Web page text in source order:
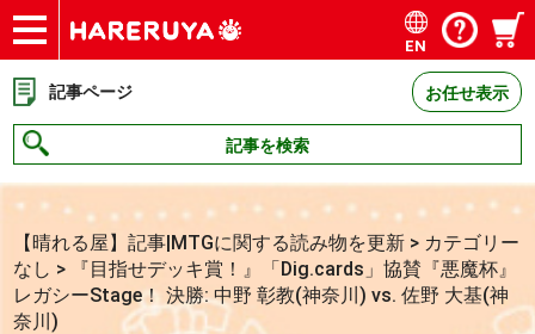
ショップ
買取
記事
デッキ検索
デッキ構築
選手一覧
店舗一覧
イベント
お問い合わせ
EN
記事ページ お任せ表示
記事を検索
【晴れる屋】記事|MTGに関する読み物を更新 > カテゴリー
なし >
『目指せデッキ賞！』「Dig.cards」協賛『悪魔杯』
レガシーStage！ 決勝: 中野 彰教(神奈川) vs. 佐野 大基(神
奈川)